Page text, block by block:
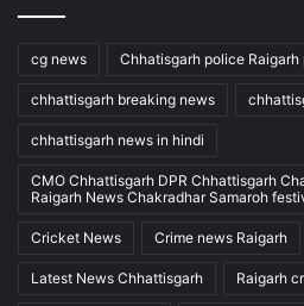
cg news Chhatisgarh police Raigarh
chhattisgarh breaking news
chhattisgarh news in hindi
CMO Chhattisgarh DPR Chhattisgarh
Raigarh News Chakradhar Samaroh
Cricket News Crime news Raigarh
Latest News Chhattisgarh Raigarh